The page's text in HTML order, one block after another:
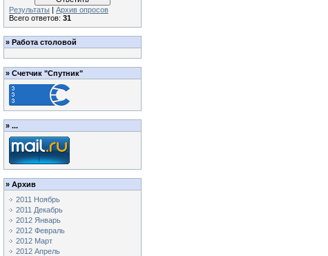
Результаты | Архив опросов
Всего ответов: 31
» Работа столовой
» Счетчик "Спутник"
» ...
» Архив
2011 Ноябрь
2011 Декабрь
2012 Январь
2012 Февраль
2012 Март
2012 Апрель